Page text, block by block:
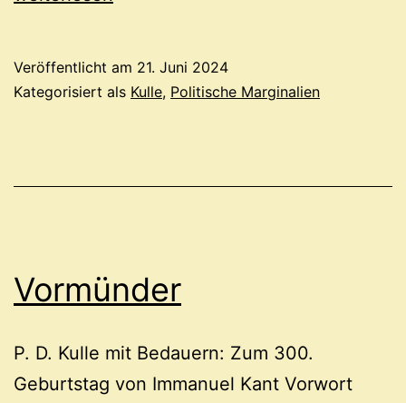
Veröffentlicht am 21. Juni 2024
Kategorisiert als Kulle, Politische Marginalien
Vormünder
P. D. Kulle mit Bedauern: Zum 300.
Geburtstag von Immanuel Kant Vorwort